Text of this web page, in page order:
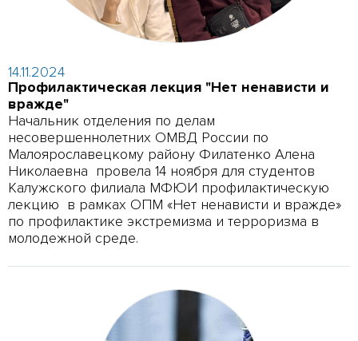
14.11.2024
Профилактическая лекция "Нет ненависти и
вражде"
Начальник отделения по делам
несовершеннолетних ОМВД России по
Малоярославецкому району Филатенко Алена
Николаевна провела 14 ноября для студентов
Калужского филиала МФЮИ профилактическую
лекцию в рамках ОПМ «Нет ненависти и вражде»
по профилактике экстремизма и терроризма в
молодежной среде.